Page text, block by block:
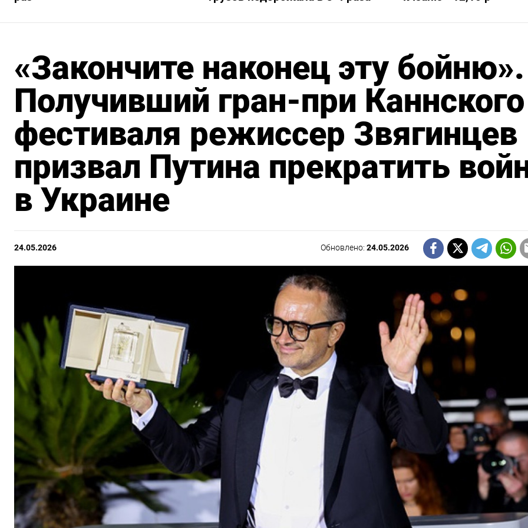
«Закончите наконец эту бойню».
Получивший гран-при Каннского
фестиваля режиссер Звягинцев
призвал Путина прекратить
в Украине
24.05.2026 Обновлено:24.05.2026